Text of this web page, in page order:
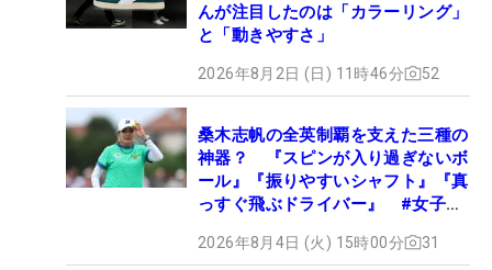
んが注目したのは「カラーリング」
と「動きやすさ」
2026年8月2日 (日) 11時46分 52
桑木志帆の全英制覇を支えた三種の
神器？ 『スピンが入り過ぎないボ
ール』『振りやすいシャフト』『真
っすぐ飛ぶドライバー』 #女子プ
2026年8月4日 (火) 15時00分 31